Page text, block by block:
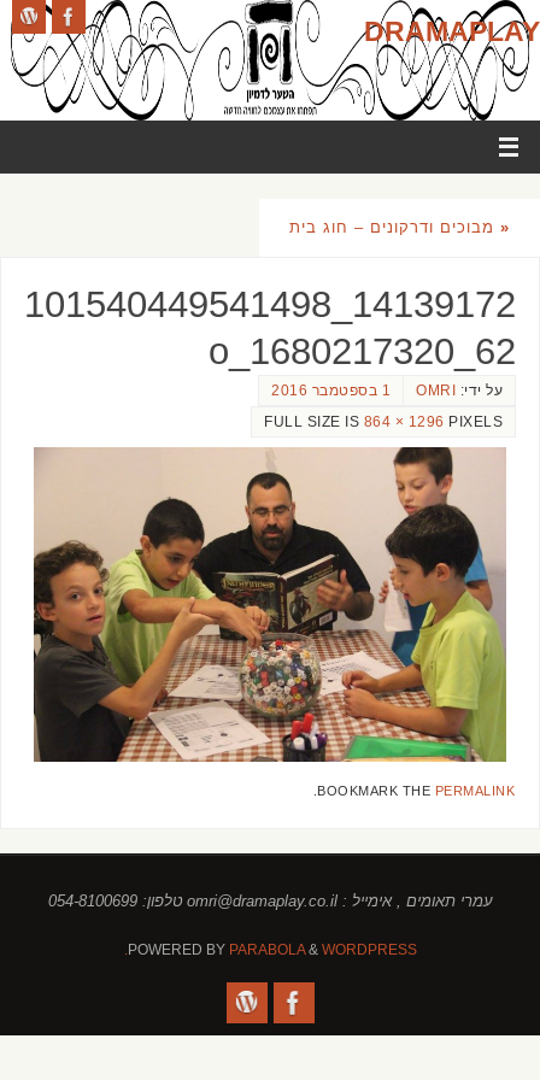
DRAMAPLAY
« מבוכים ודרקונים – חוג בית
14139172_101540449541498
62_1680217320_o
על ידי: OMRI
1 בספטמבר 2016
FULL SIZE IS
1296 × 864 PIXELS
BOOKMARK THE PERMALINK
עמרי תאומים , אימייל : omri@dramaplay.co.il טלפון: 054-8100699
POWERED BY PARABOLA& WORDPRESS.